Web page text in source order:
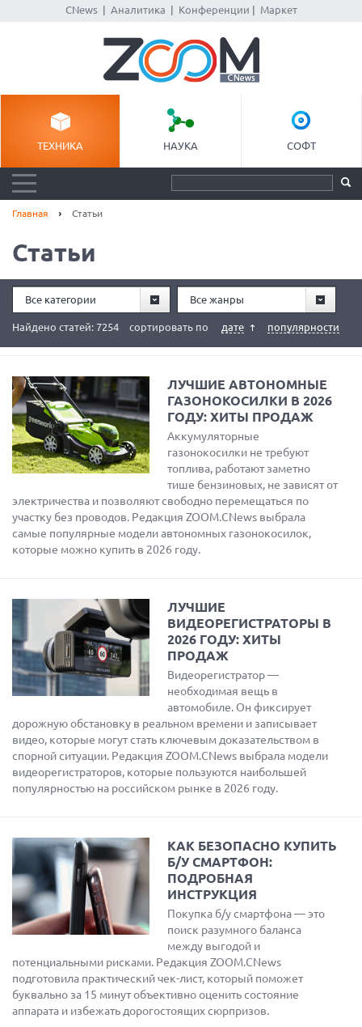
CNews| Аналитика Конференции Маркет
ТЕХНИКА НАУКА СОФТ
Главная Статьи
Статьи
Все категории Все жанры
сортировать по дате популярности
Найдено статей: 7254
ЛУЧШИЕ АВТОНОМНЫЕ
ГАЗОНОКОСИЛКИ В 2026
ГОДУ: ХИТЫ ПРОДАЖ
Аккумуляторные
газонокосилки не требуют
топлива, работают заметно
тише бензиновых, не зависят от
электричества и позволяют свободно перемещаться по
участку без проводов. Редакция ZOOM.CNews выбрала
самые популярные модели автономных газонокосилок,
которые можно купить в 2026 году.
ЛУЧШИЕ
ВИДЕОРЕГИСТРАТОРЫ В
2026 ГОДУ: ХИТЫ
ПРОДАЖ
Видеорегистратор —
необходимая вещь в
автомобиле. Он фиксирует
дорожную обстановку в реальном времени и записывает
видео, которые могут стать ключевым доказательством в
спорной ситуации. Редакция ZOOM.CNews выбрала модели
видеорегистраторов, которые пользуются наибольшей
популярностью на российском рынке в 2026 году.
КАК БЕЗОПАСНО КУПИТЬ
Б/У СМАРТФОН:
ПОДРОБНАЯ
ИНСТРУКЦИЯ
Покупка б/у смартфона — это
поиск разумного баланса
между выгодой и
потенциальными рисками. Редакция ZOOM.CNews
подготовила практический чек-лист, который поможет
буквально за 15 минут объективно оценить состояние
аппарата и избежать дорогостоящих сюрпризов.